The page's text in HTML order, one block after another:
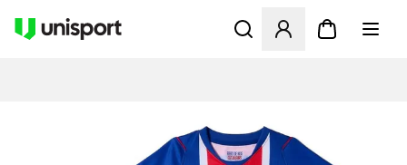
Åbner en Modal til at